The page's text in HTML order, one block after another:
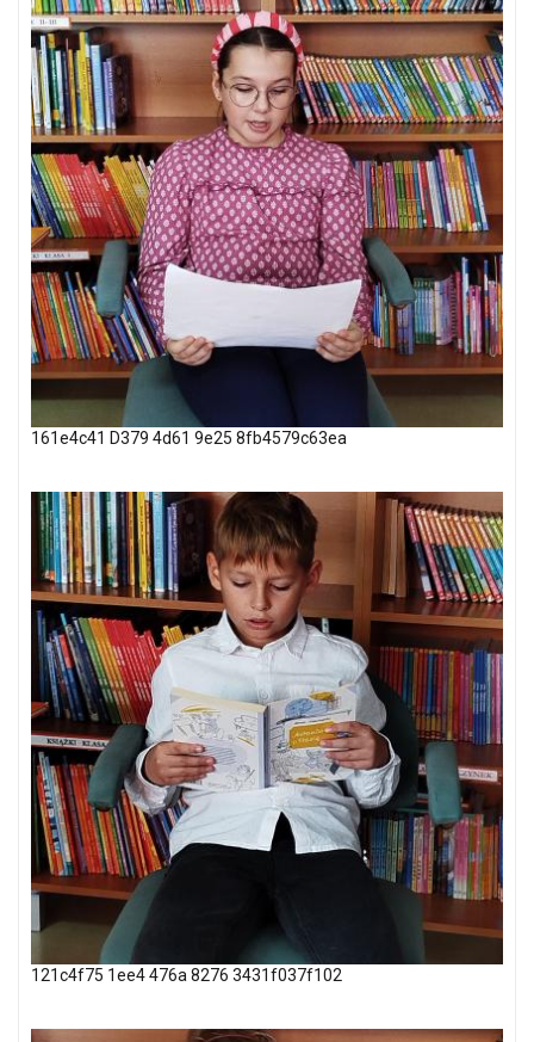
161e4c41 D379 4d61 9e25 8fb4579c63ea
121c4f75 1ee4 476a 8276 3431f037f102